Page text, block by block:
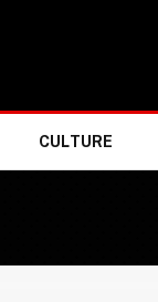
CULTURE